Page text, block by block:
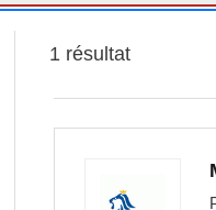
1 résultat